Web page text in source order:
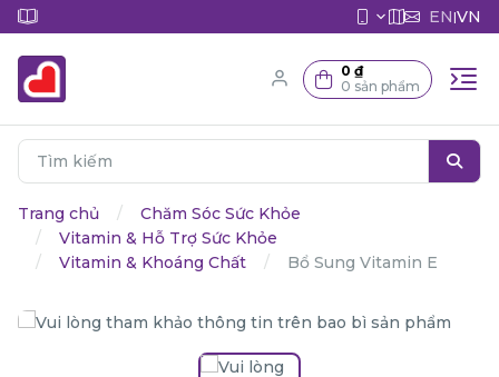
EN|VN
0 ₫
0 sản phẩm
Trang chủ
Chăm Sóc Sức Khỏe
Vitamin & Hỗ Trợ Sức Khỏe
Vitamin & Khoáng Chất
Bổ Sung Vitamin E